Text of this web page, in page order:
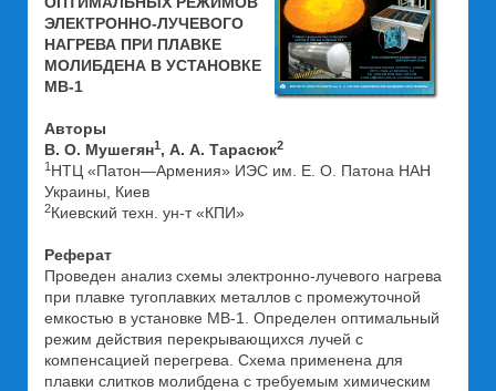
ЭЛЕКТРОННО-ЛУЧЕВОГО
НАГРЕВА ПРИ ПЛАВКЕ
МОЛИБДЕНА В УСТАНОВКЕ
МВ-1
Авторы
В. О. Мушегян1, А. А. Тарасюк2
1 НТЦ «Патон—Армения» ИЭС им. Е. О. Патона НАН
Украины, Киев
2Киевский техн. ун-т «КПИ»
Реферат
Проведен анализ схемы электронно-лучевого нагрева
при плавке тугоплавких металлов с промежуточной
емкостью в установке МВ-1. Определен оптимальный
режим действия перекрывающихся лучей с
компенсацией перегрева. Схема применена для
плавки слитков молибдена с требуемым химическим